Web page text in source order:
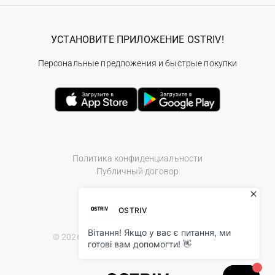
Политика конфиденциальности
Публичный договор
© 2026 Ostriv.ua Store. All Rights Reserved.
УСТАНОВИТЕ ПРИЛОЖЕНИЕ OSTRIV!
Персональные предложения и быстрые покупки